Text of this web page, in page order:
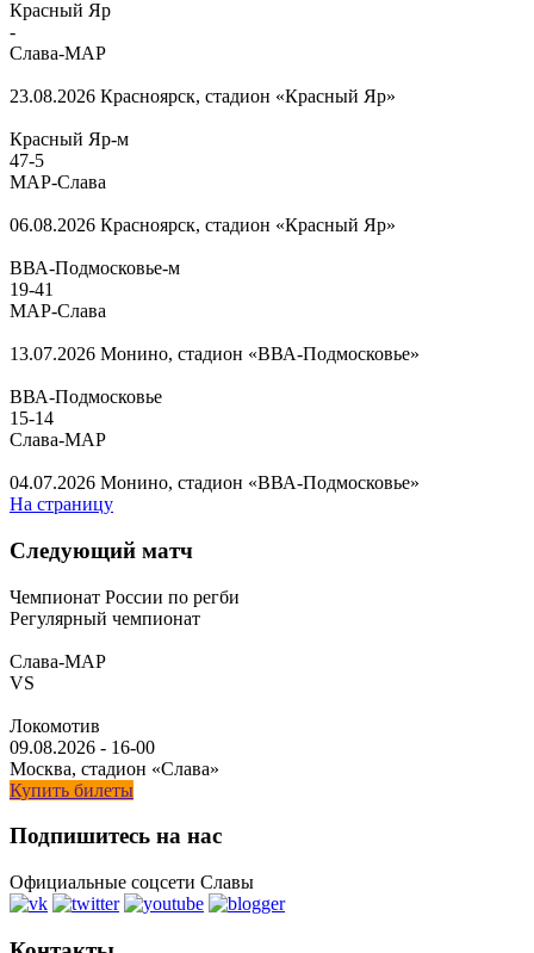
Красный Яр
-
Слава-МАР
23.08.2026 Красноярск, стадион «Красный Яр»
Красный Яр-м
47-5
МАР-Слава
06.08.2026 Красноярск, стадион «Красный Яр»
ВВА-Подмосковье-м
19-41
МАР-Слава
13.07.2026 Монино, стадион «ВВА-Подмосковье»
ВВА-Подмосковье
15-14
Слава-МАР
04.07.2026 Монино, стадион «ВВА-Подмосковье»
На страницу
Следующий матч
Чемпионат России по регби
Регулярный чемпионат
Слава-МАР
VS
Локомотив
09.08.2026 - 16-00
Москва, стадион «Слава»
Купить билеты
Подпишитесь на нас
Официальные соцсети Славы